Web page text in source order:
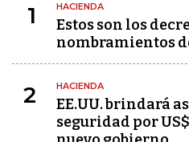
1 HACIENDA
Estos son los
nombramientos
2 HACIENDA
EE.UU. brindará
seguridad por